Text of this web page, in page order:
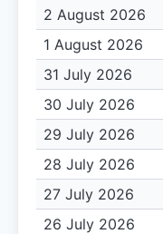
2 August 2026
1 August 2026
31 July 2026
30 July 2026
29 July 2026
28 July 2026
27 July 2026
26 July 2026